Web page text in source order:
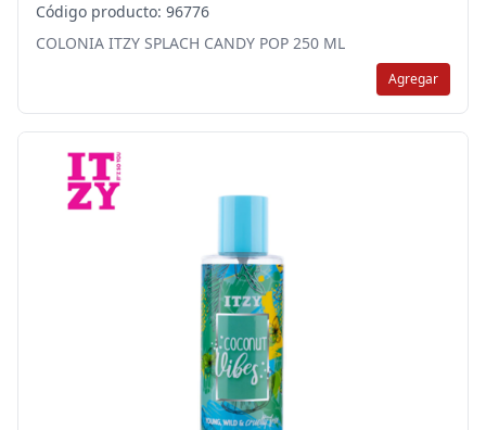
Código producto: 96776
COLONIA ITZY SPLACH CANDY POP 250 ML
Agregar